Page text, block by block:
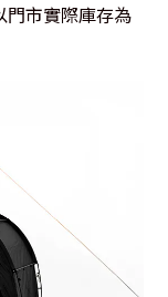
門市實際庫存為